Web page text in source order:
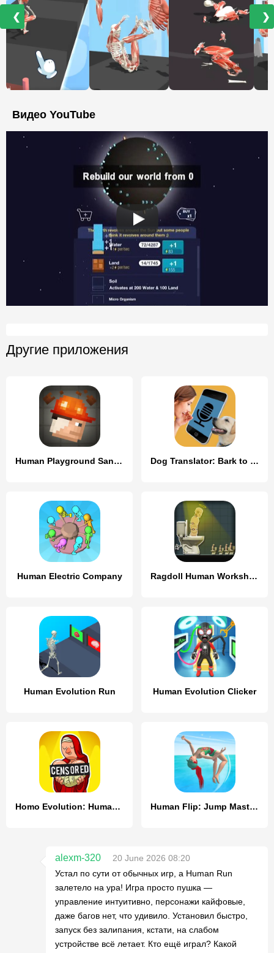
❮ ❯
Видео YouTube
Другие приложения
Human Playground Sandbox Dog Translator: Bark to Human
Human Electric Company Ragdoll Human Workshop
Human Evolution Run Human Evolution Clicker
Homo Evolution: Human Origins Human Flip: Jump Master Game
alexm-320
20 June 2026 08:20
Устал по сути от обычных игр, а Human Run
залетело на ура! Игра просто пушка —
управление интуитивно, персонажи кайфовые,
даже багов нет, что удивило. Установил быстро,
запуск без залипания, кстати, на слабом
устройстве всё летает. Кто ещё играл? Какой